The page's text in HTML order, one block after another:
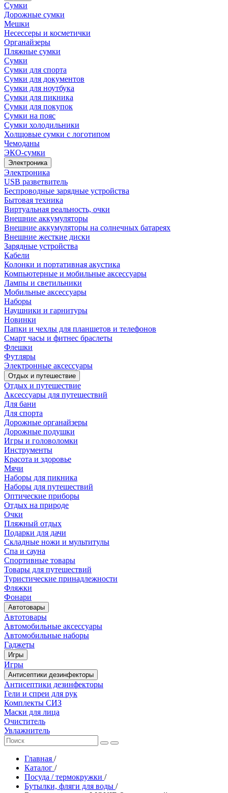
Сумки
Дорожные сумки
Мешки
Несессеры и косметички
Органайзеры
Пляжные сумки
Сумки
Сумки для спорта
Сумки для документов
Сумки для ноутбука
Сумки для пикника
Сумки для покупок
Сумки на пояс
Сумки холодильники
Холщовые сумки с логотипом
Чемоданы
ЭКО-сумки
Электроника
Электроника
USB разветвитель
Беспроводные зарядные устройства
Бытовая техника
Виртуальная реальность, очки
Внешние аккумуляторы
Внешние аккумуляторы на солнечных батареях
Внешние жесткие диски
Зарядные устройства
Кабели
Колонки и портативная акустика
Компьютерные и мобильные аксессуары
Лампы и светильники
Мобильные аксессуары
Наборы
Наушники и гарнитуры
Новинки
Папки и чехлы для планшетов и телефонов
Смарт часы и фитнес браслеты
Флешки
Футляры
Электронные аксессуары
Отдых и путешествие
Отдых и путешествие
Аксессуары для путешествий
Для бани
Для спорта
Дорожные органайзеры
Дорожные подушки
Игры и головоломки
Инструменты
Красота и здоровье
Мячи
Наборы для пикника
Наборы для путешествий
Оптические приборы
Отдых на природе
Очки
Пляжный отдых
Подарки для дачи
Складные ножи и мультитулы
Спа и сауна
Спортивные товары
Товары для путешествий
Туристические принадлежности
Фляжки
Фонари
Автотовары
Автотовары
Автомобильные аксессуары
Автомобильные наборы
Гаджеты
Игры
Игры
Антисептики дезинфекторы
Антисептики дезинфекторы
Гели и спреи для рук
Комплекты СИЗ
Маски для лица
Очиститель
Увлажнитель
Главная /
Каталог /
Посуда / термокружки /
Бутылки, фляги для воды /